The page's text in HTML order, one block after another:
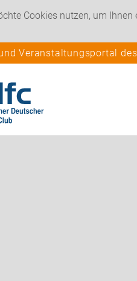
Cookies nutzen, um
Veranstaltungsportal des